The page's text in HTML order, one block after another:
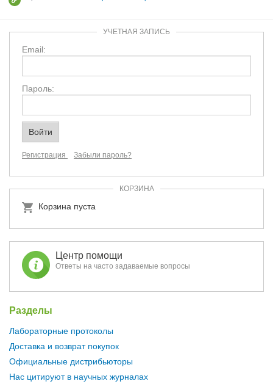
УЧЕТНАЯ ЗАПИСЬ
Email:
Пароль:
Регистрация Забыли пароль?
КОРЗИНА
Корзина пуста
Центр помощи
Ответы на часто задаваемые вопросы
Разделы
Лабораторные протоколы
Доставка и возврат покупок
Официальные дистрибьюторы
Нас цитируют в научных журналах